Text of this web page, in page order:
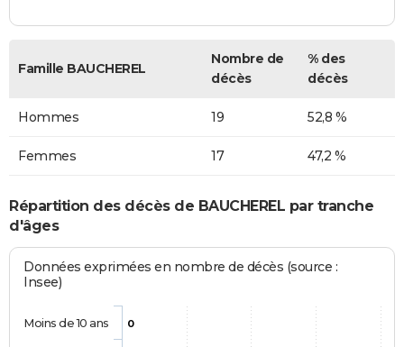
Famille BAUCHEREL
Nombre de
décès
% des
décès
Hommes 19 52,8 %
Femmes 17 47,2 %
Répartition des décès de BAUCHEREL par tranche
d'âges
Données exprimées en nombre de décès (source :
Insee)
0
Moins de 10 ans